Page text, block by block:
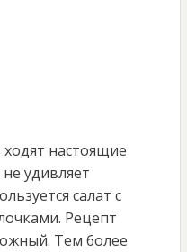
настоящие
удивляет
салат с
Рецепт
Тем более